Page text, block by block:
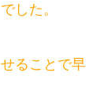
した。
ることで早